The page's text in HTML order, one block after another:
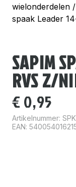
wielonderdelen /
spaak Leader
SAPIM
RVS Z/
€ 0,95
Artikelnummer:
EAN: